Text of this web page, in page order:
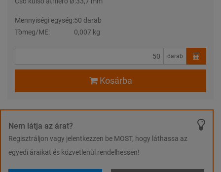
Mennyiségi egység:50 darab
Tömeg/ME:
0,007 kg
darab
Kosárba
Nem látja az árat?
Regisztráljon vagy jelentkezzen be MOST, hogy láthassa az
egyedi áraikat és közvetlenül rendelhessen!